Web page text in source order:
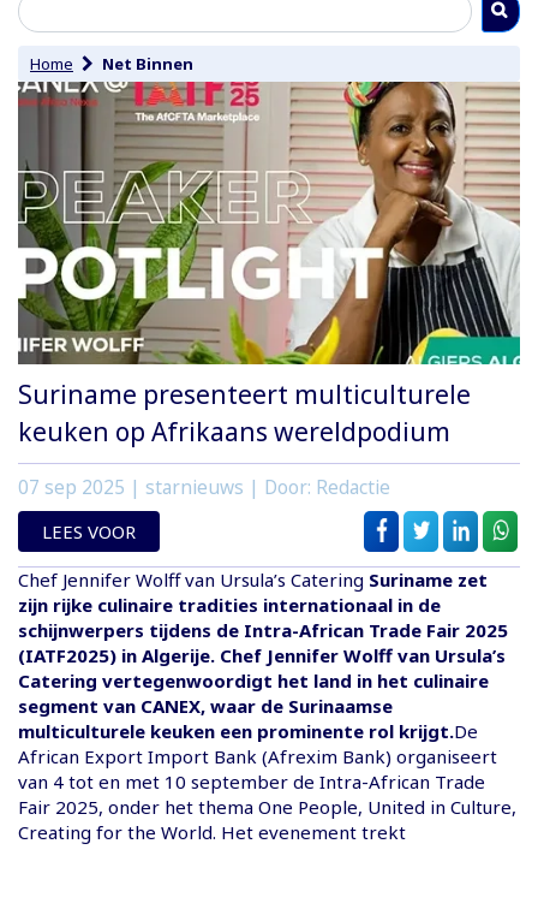
Home Net Binnen
Suriname presenteert multiculturele
keuken op Afrikaans wereldpodium
07 sep 2025 | starnieuws | Door: Redactie
LEES VOOR
Chef Jennifer Wolff van Ursula’s Catering Suriname zet
zijn rijke culinaire tradities internationaal in de
schijnwerpers tijdens de Intra-African Trade Fair 2025
(IATF2025) in Algerije. Chef Jennifer Wolff van Ursula’s
Catering vertegenwoordigt het land in het culinaire
segment van CANEX, waar de Surinaamse
multiculturele keuken een prominente rol krijgt.De
African Export Import Bank (Afrexim Bank) organiseert
van 4 tot en met 10 september de Intra-African Trade
Fair 2025, onder het thema One People, United in Culture,
Creating for the World. Het evenement trekt